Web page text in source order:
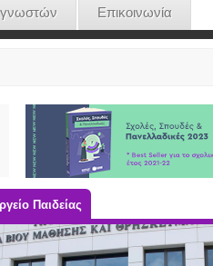
Επικοινωνία
Παιδείας